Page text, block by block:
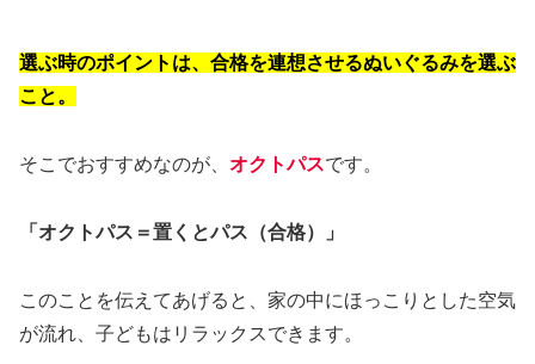
選ぶ時のポイントは、合格を連想させるぬいぐるみを選ぶ
こと。
そこでおすすめなのが、 オクトパスです。
「オクトパス＝置くとパス（合格）」
このことを伝えてあげると、家の中にほっこりとした空気
が流れ、子どもはリラックスできます。